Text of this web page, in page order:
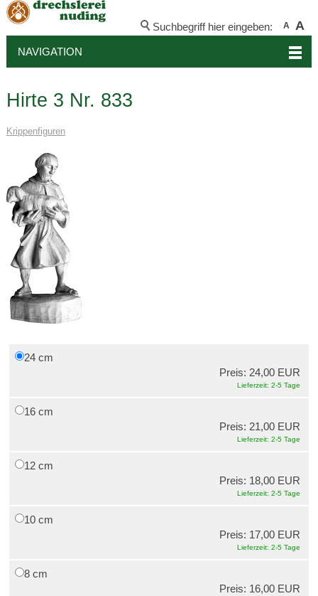
A A
Suchbegriff hier eingeben:
NAVIGATION
Hirte 3 Nr. 833
Krippenfiguren
24 cm
Preis: 24,00 EUR
Lieferzeit: 2-5 Tage
16 cm
Preis: 21,00 EUR
Lieferzeit: 2-5 Tage
12 cm
Preis: 18,00 EUR
Lieferzeit: 2-5 Tage
10 cm
Preis: 17,00 EUR
Lieferzeit: 2-5 Tage
8 cm
Preis: 16,00 EUR